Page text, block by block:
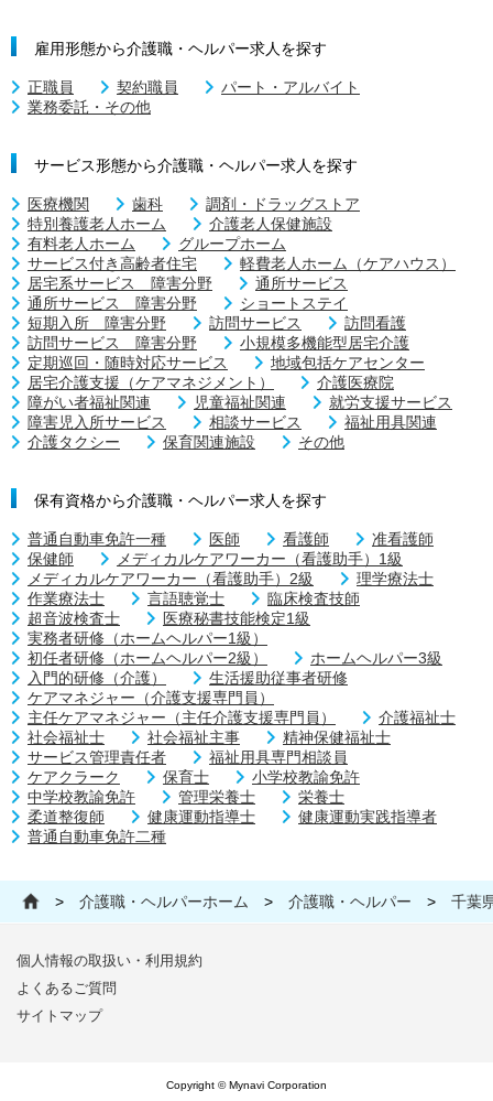
雇用形態から介護職・ヘルパー求人を探す
正職員 契約職員
パート・アルバイト
業務委託・その他
サービス形態から介護職・ヘルパー求人を探す
医療機関 歯科
調剤・ドラッグストア
特別養護老人ホーム
介護老人保健施設
有料老人ホーム
グループホーム
サービス付き高齢者住宅
軽費老人ホーム（ケアハウス）
居宅系サービス 障害分野
通所サービス
通所サービス 障害分野
ショートステイ
短期入所 障害分野
訪問サービス
訪問看護
訪問サービス 障害分野
小規模多機能型居宅介護
定期巡回・随時対応サービス
地域包括ケアセンター
居宅介護支援（ケアマネジメント）
介護医療院
障がい者福祉関連
児童福祉関連
就労支援サービス
障害児入所サービス
相談サービス
福祉用具関連
介護タクシー
保育関連施設 その他
保有資格から介護職・ヘルパー求人を探す
普通自動車免許一種 医師 看護師
准看護師
保健師
メディカルケアワーカー（看護助手）1級
メディカルケアワーカー（看護助手）2級
理学療法士
作業療法士
言語聴覚士
臨床検査技師
超音波検査士
医療秘書技能検定1級
実務者研修（ホームヘルパー1級）
初任者研修（ホームヘルパー2級）
ホームヘルパー3級
入門的研修（介護）
生活援助従事者研修
ケアマネジャー（介護支援専門員）
主任ケアマネジャー（主任介護支援専門員）
介護福祉士
社会福祉士
社会福祉主事
精神保健福祉士
サービス管理責任者
福祉用具専門相談員
ケアクラーク
保育士
小学校教諭免許
中学校教諭免許
管理栄養士
栄養士
柔道整復師
健康運動指導士
健康運動実践指導者
普通自動車免許二種
> 介護職・ヘルパーホーム > 介護職・ヘルパー > 千葉
個人情報の取扱い・利用規約
よくあるご質問
サイトマップ
Copyright © Mynavi Corporation